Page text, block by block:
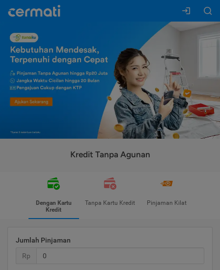
Kredit Tanpa Agunan
Dengan Kartu
Kredit
Tanpa Kartu Kredit Pinjaman Kilat
Jumlah Pinjaman
Rp